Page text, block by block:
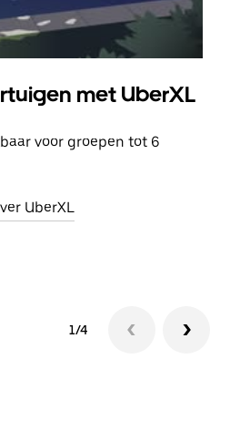
met UberXL
voor groepen tot 6
UberXL
1/4